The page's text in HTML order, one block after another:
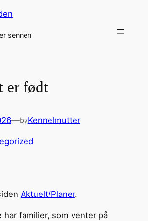
sennen
er født
—byKennelmutter
Aktuelt/Planer.
har familier, som venter på